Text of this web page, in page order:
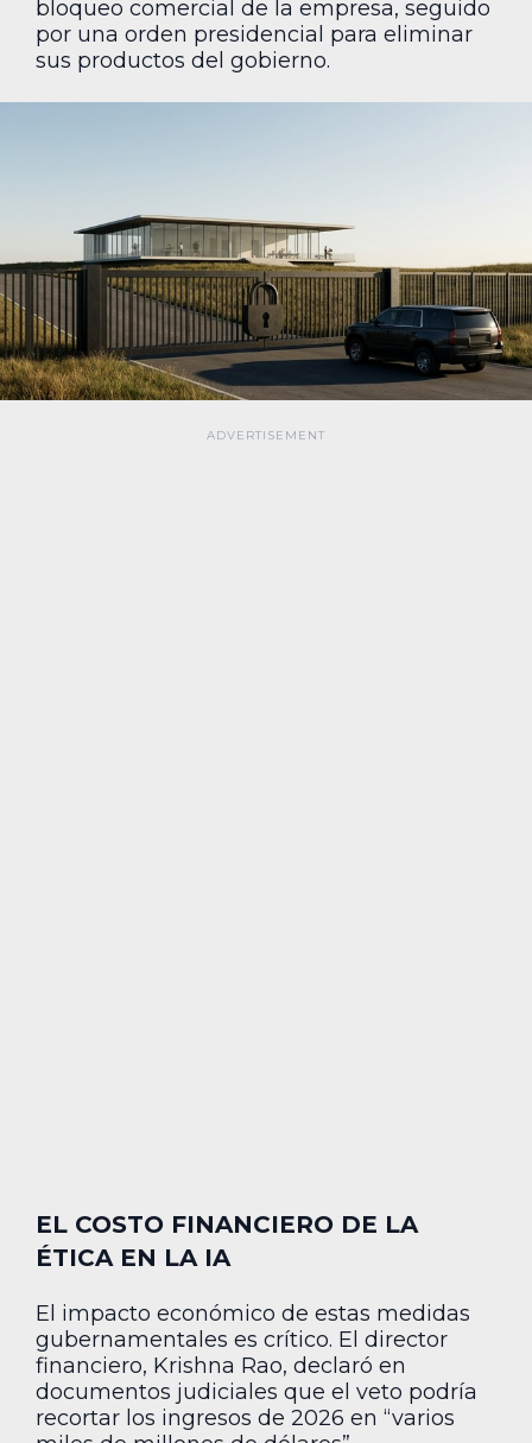
bloqueo comercial de la empresa, seguido
por una orden presidencial para eliminar
sus productos del gobierno.
EL COSTO FINANCIERO DE LA
ÉTICA EN LA IA
El impacto económico de estas medidas
gubernamentales es crítico. El director
financiero, Krishna Rao, declaró en
documentos judiciales que el veto podría
recortar los ingresos de 2026 en “varios